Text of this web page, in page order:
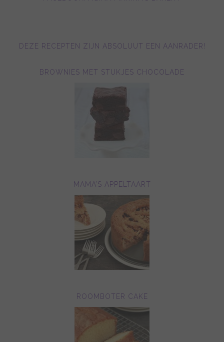
DEZE RECEPTEN ZIJN ABSOLUUT EEN AANRADER!
BROWNIES MET STUKJES CHOCOLADE
MAMA’S APPELTAART
ROOMBOTER CAKE